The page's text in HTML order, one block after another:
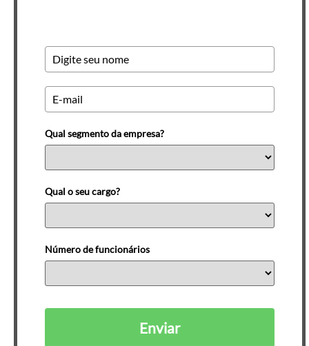
Qual segmento da empresa?
Qual o seu cargo?
Número de funcionários
Enviar